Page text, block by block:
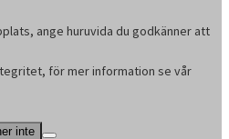
ange huruvida du godkänner att
för mer information se vår
inte